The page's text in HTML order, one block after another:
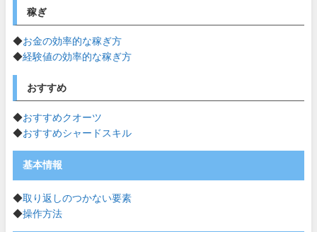
稼ぎ
◆お金の効率的な稼ぎ方
◆経験値の効率的な稼ぎ方
おすすめ
◆おすすめクオーツ
◆おすすめシャードスキル
基本情報
◆取り返しのつかない要素
◆操作方法